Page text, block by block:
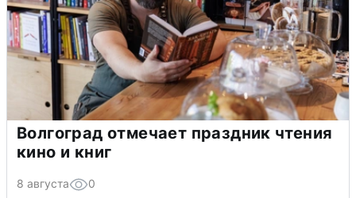
Волгоград отмечает праздник чтения
кино и книг
8 августа 0